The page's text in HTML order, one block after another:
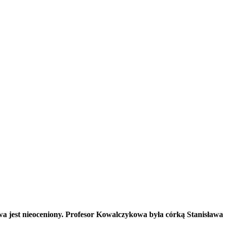
nieoceniony. Profesor Kowalczykowa była córką Stanisława